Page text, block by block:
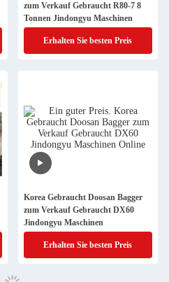
zum Verkauf Gebraucht R80-7 8
Tonnen Jindongyu Maschinen
Erhalten Sie besten Preis
Korea Gebraucht Doosan Bagger
zum Verkauf Gebraucht DX60
Jindongyu Maschinen
Erhalten Sie besten Preis